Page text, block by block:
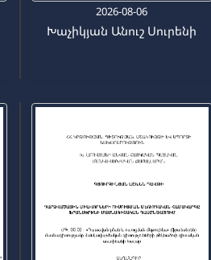
2026-08-06
Խաչիկյան Անուշ Սուրենի